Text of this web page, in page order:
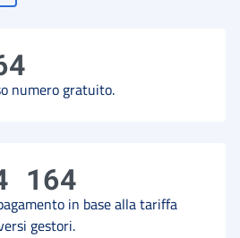
numero gratuito.
164
in base alla tariffa
gestori.